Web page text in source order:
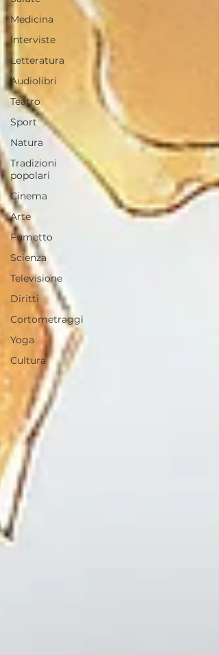
Medicina
Interviste
Letteratura
Audiolibri
Teatro
Sport
Natura
Tradizioni
popolari
Cinema
Arte
Fumetto
Scienza
Televisione
Diritti
Cortometraggi
Yoga
Cultura